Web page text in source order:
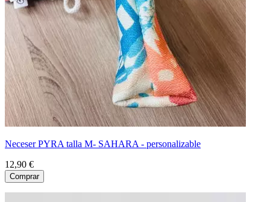
Neceser PYRA talla M- SAHARA - personalizable
12,90 €
Comprar